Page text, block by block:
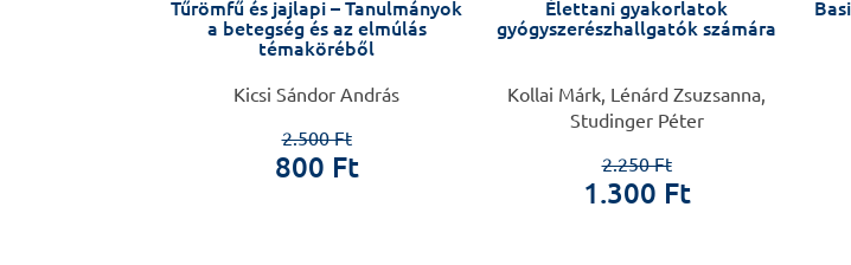
Tűrömfű és jajlapi – Tanulmányok
a betegség és az elmúlás
témaköréből
Kicsi Sándor András
2.500 Ft
800 Ft
Élettani gyakorlatok
gyógyszerészhallgatók számára
Kollai Márk, Lénárd Zsuzsanna,
Studinger Péter
2.250 Ft
1.300 Ft